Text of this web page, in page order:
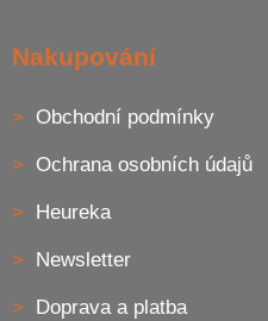
Nakupování
Obchodní podmínky
Ochrana osobních údajů
Heureka
Newsletter
Doprava a platba